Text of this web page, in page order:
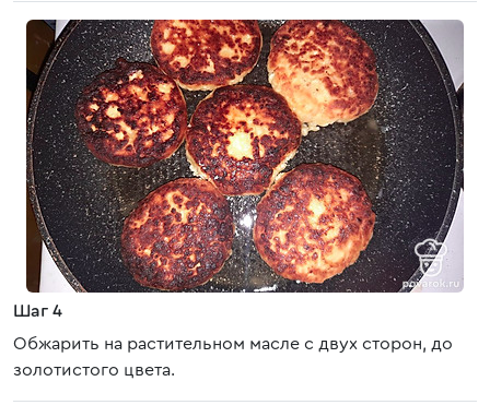
Шаг 4
Обжарить на растительном масле с двух сторон, до
золотистого цвета.